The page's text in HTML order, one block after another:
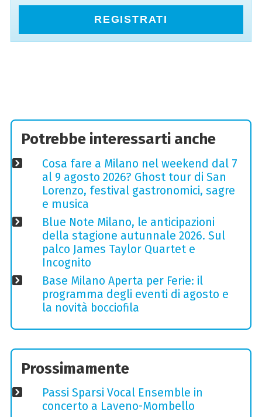
REGISTRATI
Potrebbe interessarti anche
Cosa fare a Milano nel weekend dal 7
al 9 agosto 2026? Ghost tour di San
Lorenzo, festival gastronomici, sagre
e musica
Blue Note Milano, le anticipazioni
della stagione autunnale 2026. Sul
palco James Taylor Quartet e
Incognito
Base Milano Aperta per Ferie: il
programma degli eventi di agosto e
la novità bocciofila
Prossimamente
Passi Sparsi Vocal Ensemble in
concerto a Laveno-Mombello